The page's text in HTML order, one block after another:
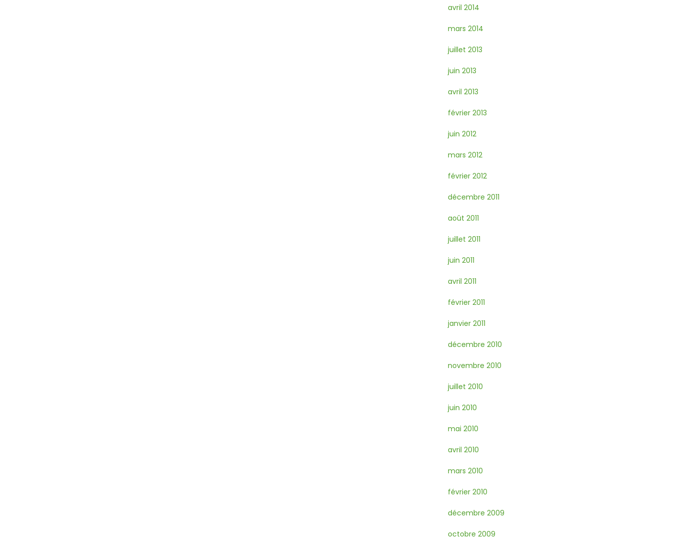
avril 2014
mars 2014
juillet 2013
juin 2013
avril 2013
février 2013
juin 2012
mars 2012
février 2012
décembre 2011
août 2011
juillet 2011
juin 2011
avril 2011
février 2011
janvier 2011
décembre 2010
novembre 2010
juillet 2010
juin 2010
mai 2010
avril 2010
mars 2010
février 2010
décembre 2009
octobre 2009